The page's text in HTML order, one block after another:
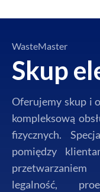
WasteMaster
Skup
Oferujemy skup i
kompleksową
fizycznych.
pomiędzy
legalność,